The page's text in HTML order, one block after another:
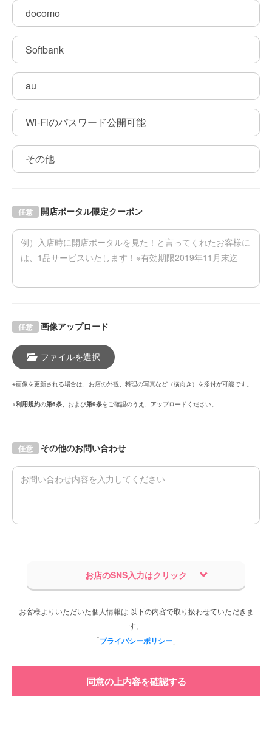
docomo
Softbank
au
Wi-Fiのパスワード公開可能
その他
開店ポータル限定クーポン
任意
画像アップロード
任意
ファイルを選択
※画像を更新される場合は、お店の外観、料理の写真など（横向き）を添付が可能です。
※利用規約の第6条 、および第9条をご確認のうえ、アップロードください。
その他のお問い合わせ
任意
お店のSNS入力はクリック
お客様よりいただいた個人情報は 以下の内容で取り扱わせていただきま
す。
「プライバシーポリシー 」